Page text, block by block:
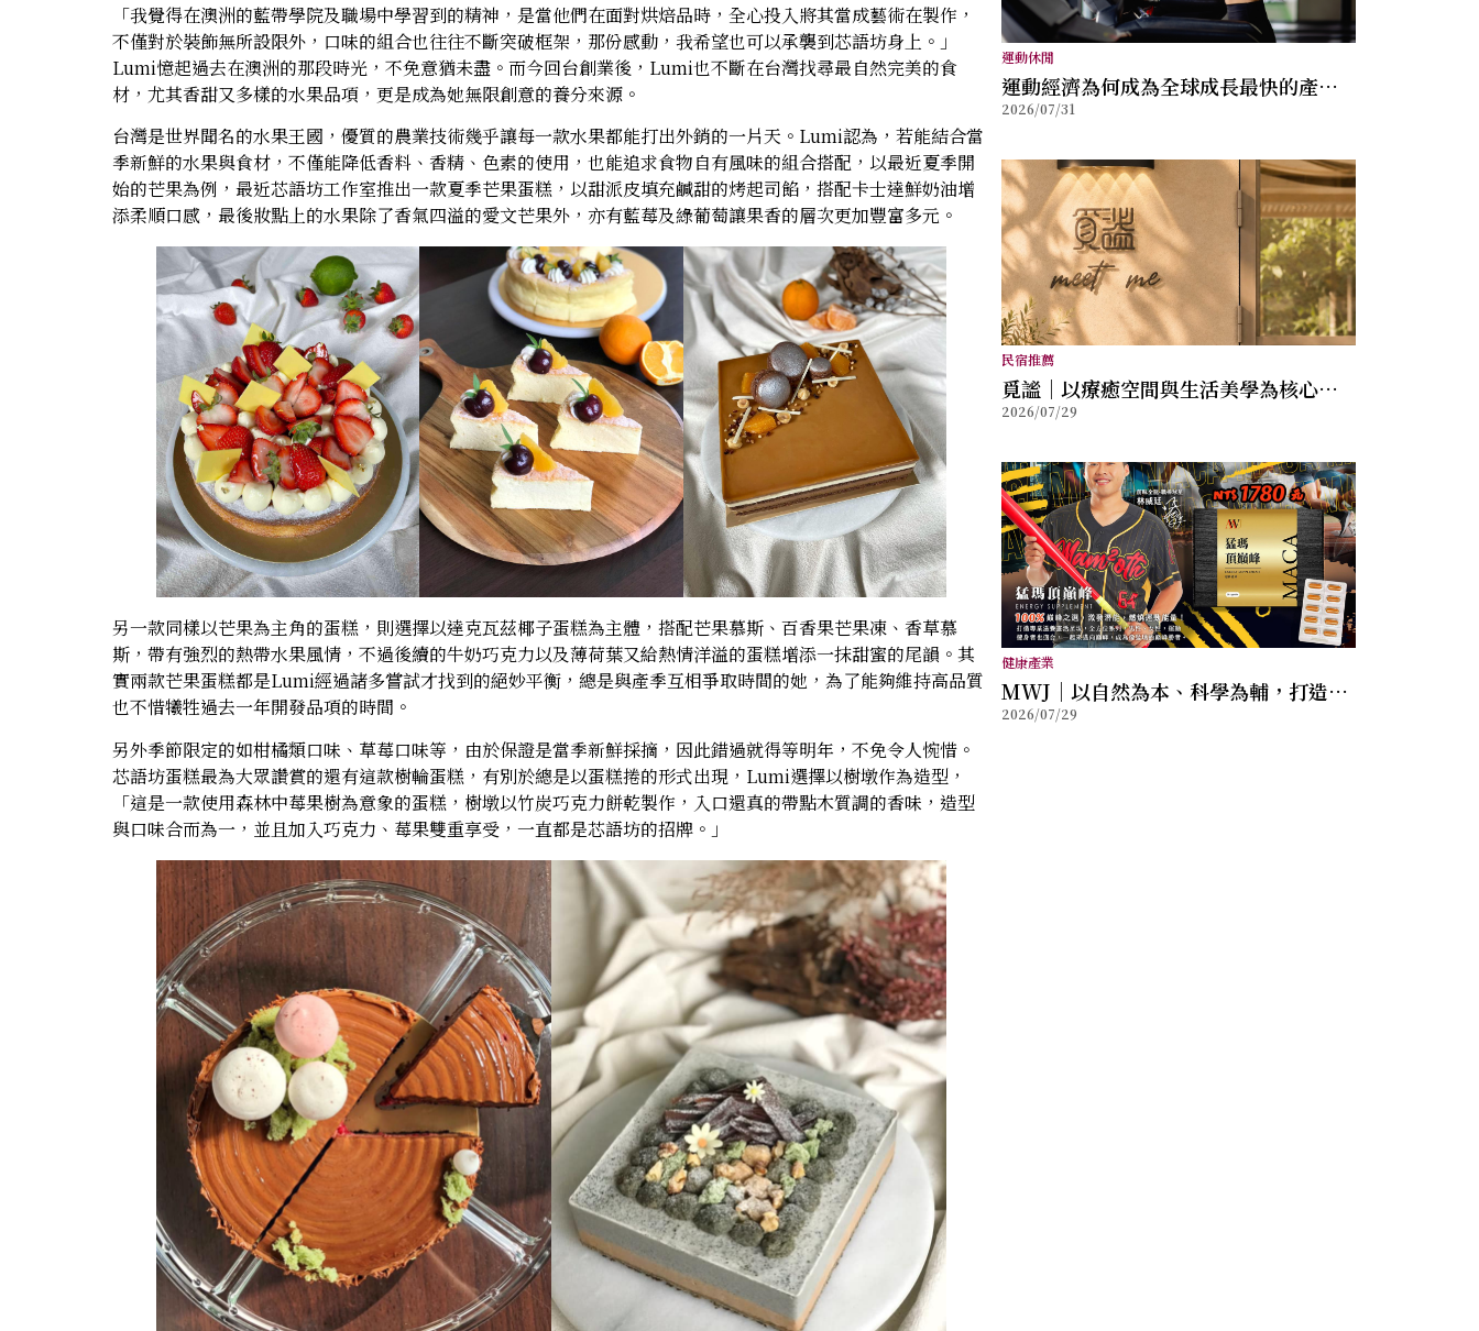
「我覺得在澳洲的藍帶學院及職場中學習到的精神，是當他們在面對烘焙品時，全心投入將其當成藝術在製作，
不僅對於裝飾無所設限外，口味的組合也往往不斷突破框架，那份感動，我希望也可以承襲到芯語坊身上。」
Lumi憶起過去在澳洲的那段時光，不免意猶未盡。而今回台創業後，Lumi也不斷在台灣找尋最自然完美的食
材，尤其香甜又多樣的水果品項，更是成為她無限創意的養分來源。
台灣是世界聞名的水果王國，優質的農業技術幾乎讓每一款水果都能打出外銷的一片天。Lumi認為，若能結合當
季新鮮的水果與食材，不僅能降低香料、香精、色素的使用，也能追求食物自有風味的組合搭配，以最近夏季開
始的芒果為例，最近芯語坊工作室推出一款夏季芒果蛋糕，以甜派皮填充鹹甜的烤起司餡，搭配卡士達鮮奶油增
添柔順口感，最後妝點上的水果除了香氣四溢的愛文芒果外，亦有藍莓及綠葡萄讓果香的層次更加豐富多元。
另一款同樣以芒果為主角的蛋糕，則選擇以達克瓦茲椰子蛋糕為主體，搭配芒果慕斯、百香果芒果凍、香草慕
斯，帶有強烈的熱帶水果風情，不過後續的牛奶巧克力以及薄荷葉又給熱情洋溢的蛋糕增添一抹甜蜜的尾韻。其
實兩款芒果蛋糕都是Lumi經過諸多嘗試才找到的絕妙平衡，總是與產季互相爭取時間的她，為了能夠維持高品質
也不惜犧牲過去一年開發品項的時間。
另外季節限定的如柑橘類口味、草莓口味等，由於保證是當季新鮮採摘，因此錯過就得等明年，不免令人惋惜。
芯語坊蛋糕最為大眾讚賞的還有這款樹輪蛋糕，有別於總是以蛋糕捲的形式出現，Lumi選擇以樹墩作為造型，
「這是一款使用森林中莓果樹為意象的蛋糕，樹墩以竹炭巧克力餅乾製作，入口還真的帶點木質調的香味，造型
與口味合而為一，並且加入巧克力、莓果雙重享受，一直都是芯語坊的招牌。」
運動休閒
運動經濟為何成為全球成長最快的產業
之一？
2026/07/31
民宿推薦
覓謐｜以療癒空間與生活美學為核心，
打造讓身心放鬆的質感生活提案
2026/07/29
健康產業
MWJ｜以自然為本、科學為輔，打造兼
顧健康與幸福的全方位保健品牌
2026/07/29